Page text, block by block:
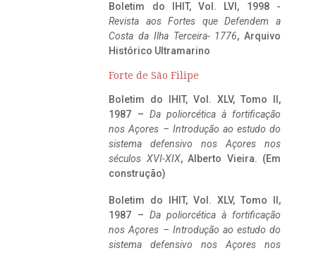
Boletim do IHIT, Vol. LVI, 1998 -
Revista aos Fortes que Defendem a
Costa da Ilha Terceira- 1776, Arquivo
Histórico Ultramarino
Forte de São Filipe
Boletim do IHIT, Vol. XLV, Tomo II,
1987 – Da poliorcética à fortificação
nos Açores – Introdução ao estudo do
sistema defensivo nos Açores nos
séculos XVI-XIX, Alberto Vieira. (Em
construção)
Boletim do IHIT, Vol. XLV, Tomo II,
1987 – Da poliorcética à fortificação
nos Açores – Introdução ao estudo do
sistema defensivo nos Açores nos